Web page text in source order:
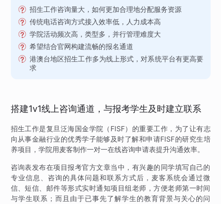
招生工作咨询量大，如何更加合理地分配服务资源
传统电话咨询方式接入效率低，人力成本高
学院活动频次高，类型多，并行管理难度大
希望结合官网构建流畅的报名通道
港澳台地区招生工作多为线上形式，对系统平台有更高要
求
搭建1v1线上咨询通道，与报考学生及时建立联系
招生工作是复旦泛海国金学院（FISF）的重要工作，为了让有志
向从事金融行业的优秀学子能够及时了解和申请FISF的研究生培
养项目，学院用麦客制作一对一在线咨询申请表提升沟通效率。
咨询表发布在项目报考官方文章当中，有兴趣的同学填写自己的
专业信息、咨询的具体问题和联系方式后，麦客系统会通过微
信、短信、邮件等形式实时通知项目组老师，方便老师第一时间
与学生联系；而且由于已事先了解学生的教育背景与关心的问